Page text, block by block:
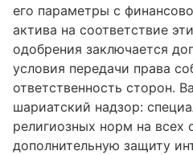
его параметры с
актива на соответствие
одобрения заключается
условия передачи права
ответственность сторон.
шариатский надзор:
религиозных норм на всех
дополнительную защиту